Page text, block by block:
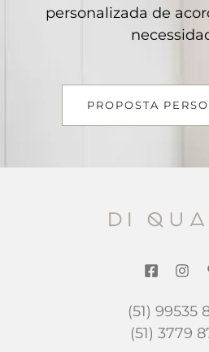
personalizada de
PROPOSTA
(51) 99535
(51) 3779